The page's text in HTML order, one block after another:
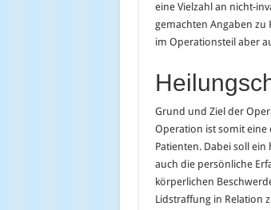
eine Vielzahl an nicht-
gemachten Angaben zu
im Operationsteil aber
Grund und Ziel der
Operation ist somit eine
Patienten. Dabei soll
auch die persönliche
körperlichen
Lidstraffung in Relation